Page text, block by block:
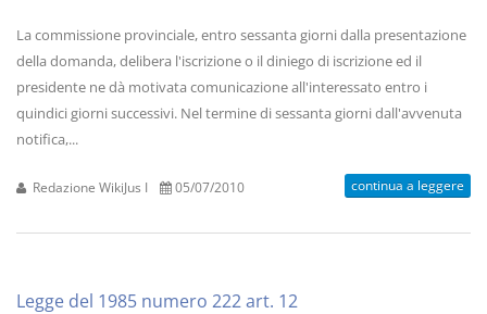
La commissione provinciale, entro sessanta giorni dalla presentazione
della domanda, delibera l'iscrizione o il diniego di iscrizione ed il
presidente ne dà motivata comunicazione all'interessato entro i
quindici giorni successivi. Nel termine di sessanta giorni dall'avvenuta
notifica,...
Redazione WikiJus I 05/07/2010 continua a leggere
Legge del 1985 numero 222 art. 12